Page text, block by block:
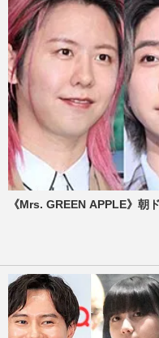
《Mrs. GREEN APPLE》朝